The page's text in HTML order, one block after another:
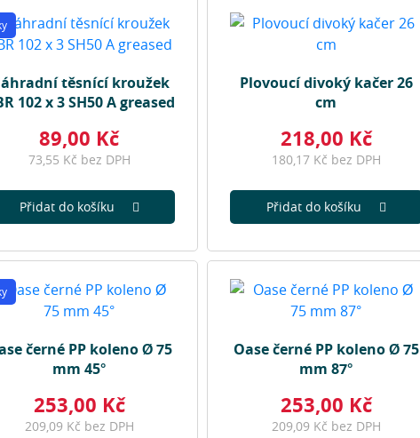
těsnící kroužek
102 x 3 SH50 A greased
89,00 Kč
73,55 Kč bez DPH
Přidat do košíku
Plovoucí divoký kačer 26
cm
218,00 Kč
180,17 Kč bez DPH
Přidat do košíku
černé PP koleno Ø 75
mm 45°
253,00 Kč
209,09 Kč bez DPH
Oase černé PP koleno Ø 75
mm 87°
253,00 Kč
209,09 Kč bez DPH